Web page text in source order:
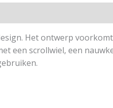
Het ontwerp
een scrollwiel, een